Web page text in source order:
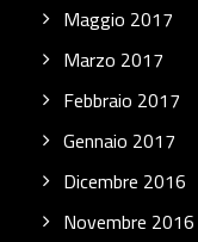
Maggio 2017
Marzo 2017
Febbraio 2017
Gennaio 2017
Dicembre 2016
Novembre 2016